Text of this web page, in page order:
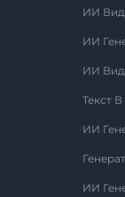
ИИ
ИИ
ИИ
Текст
ИИ
ИИ